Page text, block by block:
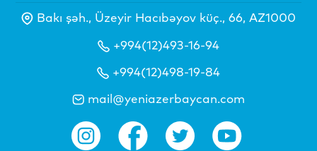
Bakı şəh., Üzeyir Hacıbəyov küç., 66, AZ1000
+994(12)493-16-94
+994(12)498-19-84
mail@yeniazerbaycan.com